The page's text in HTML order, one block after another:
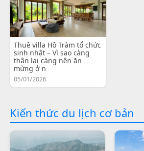
Thuê villa Hồ Tràm tổ chức
sinh nhật – Vì sao càng
thân lại càng nên ăn
mừng ở n
05/01/2026
Kiến thức du lịch cơ bản